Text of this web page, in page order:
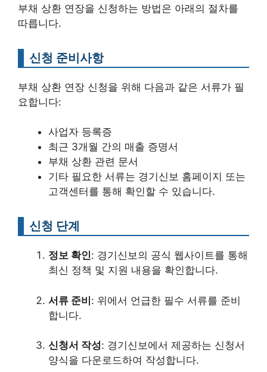
부채 상환 연장을 신청하는 방법은 아래의 절차를
따릅니다.
신청 준비사항
부채 상환 연장 신청을 위해 다음과 같은 서류가 필
요합니다:
사업자 등록증
최근 3개월 간의 매출 증명서
부채 상환 관련 문서
기타 필요한 서류는 경기신보 홈페이지 또는
고객센터를 통해 확인할 수 있습니다.
신청 단계
정보 확인: 경기신보의 공식 웹사이트를 통해
최신 정책 및 지원 내용을 확인합니다.
서류 준비: 위에서 언급한 필수 서류를 준비
합니다.
신청서 작성: 경기신보에서 제공하는 신청서
양식을 다운로드하여 작성합니다.